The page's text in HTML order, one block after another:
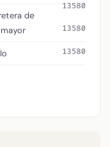
13580
de
13580
13580